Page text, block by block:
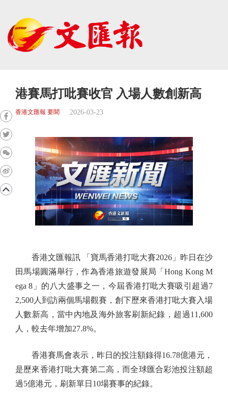
港賽馬打吡賽收官 入場人數創新高
香港文匯報 要聞 2026-03-23
香港文匯報訊 「寶馬香港打吡大賽2026」昨日在沙
田馬場圓滿舉行，作為香港旅遊發展局「Hong Kong M
ega 8」的八大盛事之一，今屆香港打吡大賽吸引超過7
2,500人到訪兩個馬場觀賽，創下歷來香港打吡大賽入場
人數新高，當中內地及海外旅客刷新紀錄，超過11,600
人，較去年增加27.8%。
香港賽馬會表示，昨日的投注額錄得16.78億港元，
是歷來香港打吡大賽第二高，而全球匯合彩池投注額超
過5億港元，刷新單日10場賽事的紀錄。